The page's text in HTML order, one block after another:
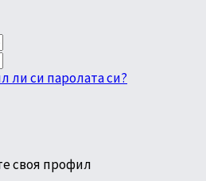
ли си паролата си?
своя профил